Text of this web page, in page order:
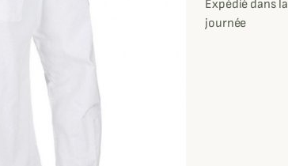
Expédié dans la
journée